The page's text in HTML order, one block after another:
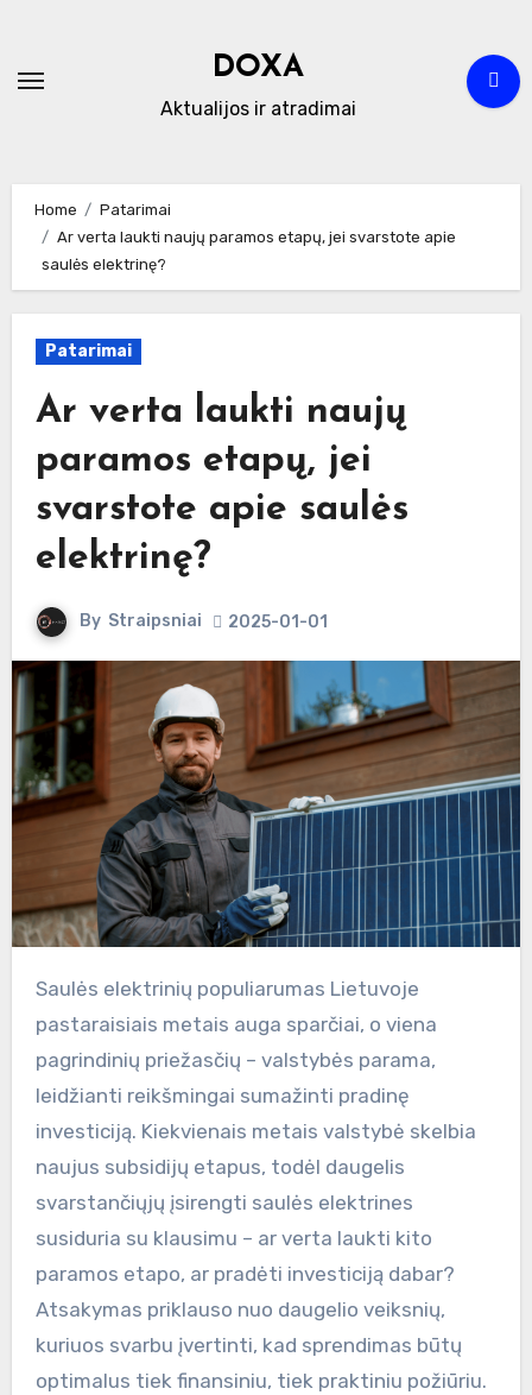
content
DOXA
Aktualijos ir atradimai
Home
Patarimai
Ar verta laukti naujų paramos etapų, jei svarstote apie
saulės elektrinę?
Patarimai
Ar verta laukti naujų
paramos etapų, jei
svarstote apie saulės
elektrinę?
By Straipsniai 2025-01-01
Saulės elektrinių populiarumas Lietuvoje
pastaraisiais metais auga sparčiai, o viena
pagrindinių priežasčių – valstybės parama,
leidžianti reikšmingai sumažinti pradinę
investiciją. Kiekvienais metais valstybė skelbia
naujus subsidijų etapus, todėl daugelis
svarstančiųjų įsirengti saulės elektrines
susiduria su klausimu – ar verta laukti kito
paramos etapo, ar pradėti investiciją dabar?
Atsakymas priklauso nuo daugelio veiksnių,
kuriuos svarbu įvertinti, kad sprendimas būtų
optimalus tiek finansiniu, tiek praktiniu požiūriu.